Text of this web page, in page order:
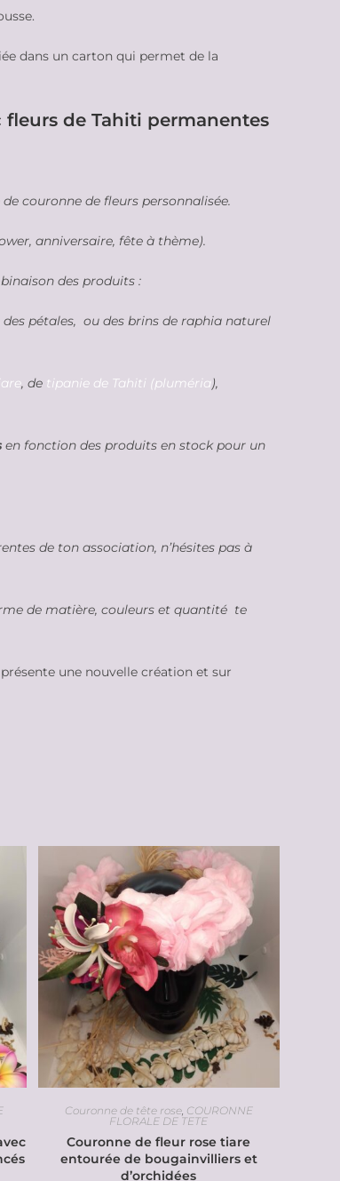
dans un carton qui permet de la
de Tahiti permanentes
couronne de fleurs personnalisée.
anniversaire, fête à thème).
des produits :
pétales, ou des brins de raphia naturel
, de tipanie de Tahiti (pluméria),
en fonction des produits en stock pour un
de ton association, n’hésites pas à
de matière, couleurs et quantité te
présente une nouvelle création et sur
Couronne de tête rose, COURONNE
FLORALE DE TETE
Couronne de fleur rose tiare
entourée de bougainvilliers et
d’orchidées